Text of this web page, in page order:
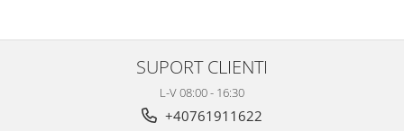
SUPORT CLIENTI
L-V 08:00 - 16:30
+40761911622